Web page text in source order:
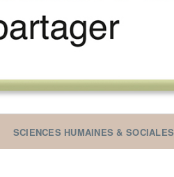
SCIENCES HUMAINES & SOCIALES